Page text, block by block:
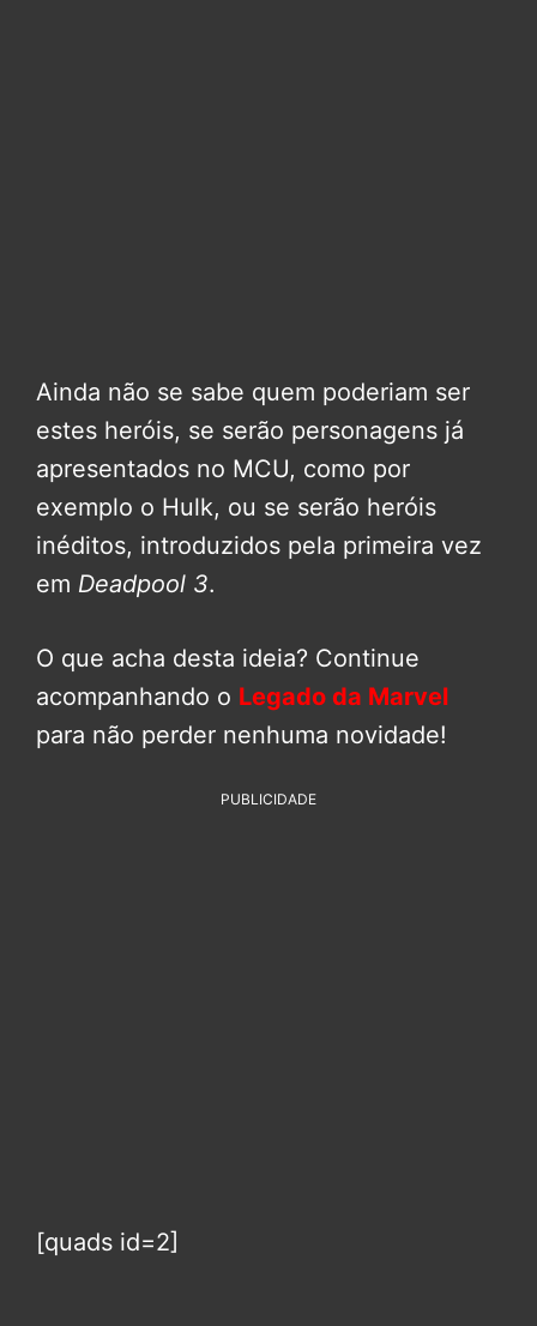
Ainda não se sabe quem poderiam ser
estes heróis, se serão personagens já
apresentados no MCU, como por
exemplo o Hulk, ou se serão heróis
inéditos, introduzidos pela primeira vez
em Deadpool 3.
O que acha desta ideia? Continue
acompanhando o Legado da Marvel
para não perder nenhuma novidade!
PUBLICIDADE
[quads id=2]